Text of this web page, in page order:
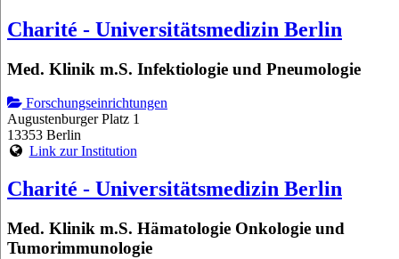
Charité - Universitätsmedizin Berlin
Med. Klinik m.S. Infektiologie und Pneumologie
Forschungseinrichtungen
Augustenburger Platz 1
13353 Berlin
Link zur Institution
Charité - Universitätsmedizin Berlin
Med. Klinik m.S. Hämatologie Onkologie und
Tumorimmunologie